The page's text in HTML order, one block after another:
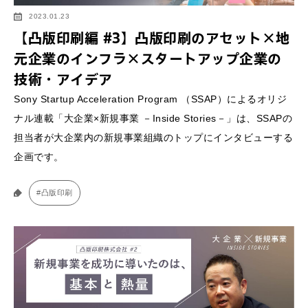
2023.01.23
【凸版印刷編 #3】凸版印刷のアセット×地
元企業のインフラ×スタートアップ企業の
技術・アイデア
Sony Startup Acceleration Program （SSAP）によるオリジ
ナル連載「大企業×新規事業 －Inside Stories－」は、SSAPの
担当者が大企業内の新規事業組織のトップにインタビューする
企画です。
#凸版印刷